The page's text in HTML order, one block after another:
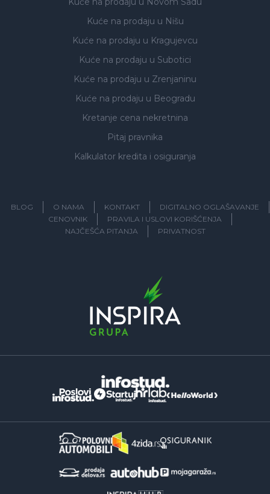
Kuće na prodaju u Nišu
Kuće na prodaju u Kragujevcu
Kuće na prodaju u Subotici
Kuće na prodaju u Zrenjaninu
Kuće na prodaju u Beogradu
Kretanje cena nekretnina
Pitaj pravnika
Kalkulator kredita i osiguranja
BLOG O NAMA KONTAKT
DIGITALNO OGLAŠAVANJE
CENOVNIK
PRAVILA I USLOVI KORIŠĆENJA
NAJČEŠĆA PITANJA
PRIVATNOST